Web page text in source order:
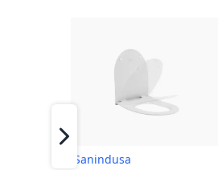
Sanindusa
Próximo